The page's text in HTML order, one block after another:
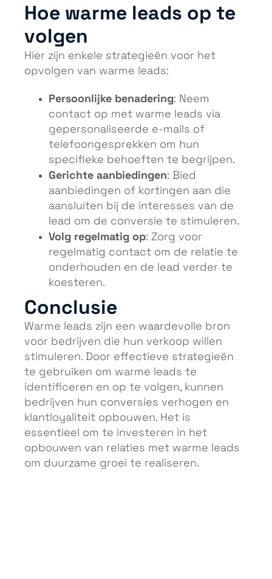
Hoe warme leads op te
volgen
Hier zijn enkele strategieën voor het
opvolgen van warme leads:
Persoonlijke benadering: Neem
contact op met warme leads via
gepersonaliseerde e-mails of
telefoongesprekken om hun
specifieke behoeften te begrijpen.
Gerichte aanbiedingen: Bied
aanbiedingen of kortingen aan die
aansluiten bij de interesses van de
lead om de conversie te stimuleren.
Volg regelmatig op: Zorg voor
regelmatig contact om de relatie te
onderhouden en de lead verder te
koesteren.
Conclusie
Warme leads zijn een waardevolle bron
voor bedrijven die hun verkoop willen
stimuleren. Door effectieve strategieën
te gebruiken om warme leads te
identificeren en op te volgen, kunnen
bedrijven hun conversies verhogen en
klantloyaliteit opbouwen. Het is
essentieel om te investeren in het
opbouwen van relaties met warme leads
om duurzame groei te realiseren.